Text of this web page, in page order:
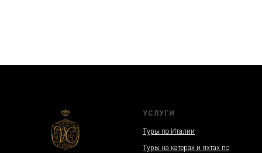
УСЛУГИ
Туры по Италии
Туры на катерах и яхтах по